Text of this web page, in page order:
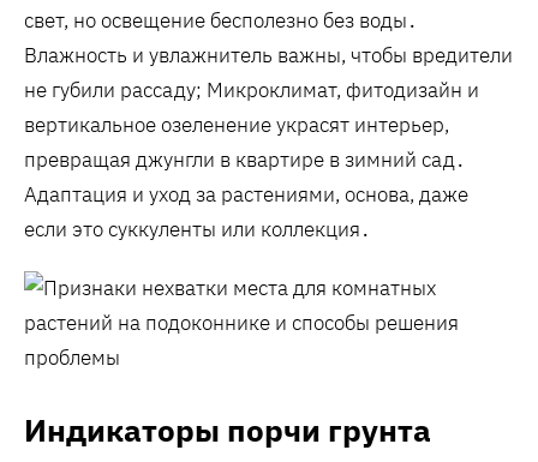
свет, но освещение бесполезно без воды․
Влажность и увлажнитель важны, чтобы вредители
не губили рассаду; Микроклимат, фитодизайн и
вертикальное озеленение украсят интерьер,
превращая джунгли в квартире в зимний сад․
Адаптация и уход за растениями, основа, даже
если это суккуленты или коллекция․
Индикаторы порчи грунта